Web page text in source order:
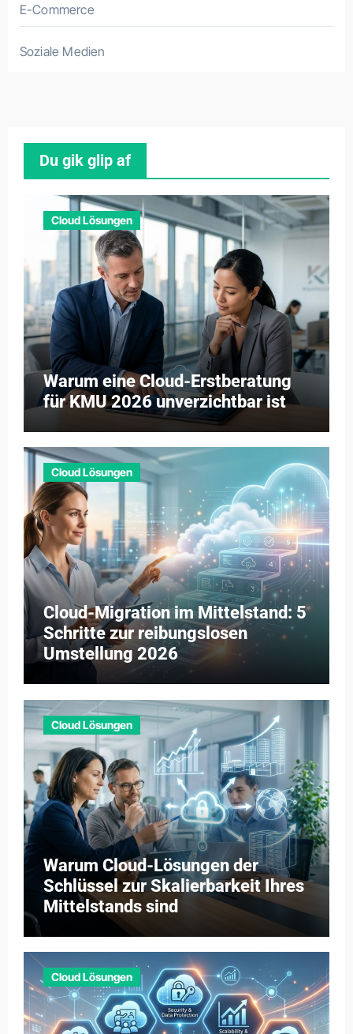
E-Commerce
Soziale Medien
Du gik glip af
Cloud Lösungen
Warum eine Cloud-Erstberatung
für KMU 2026 unverzichtbar ist
Cloud Lösungen
Cloud-Migration im Mittelstand: 5
Schritte zur reibungslosen
Umstellung 2026
Cloud Lösungen
Warum Cloud-Lösungen der
Schlüssel zur Skalierbarkeit Ihres
Mittelstands sind
Cloud Lösungen